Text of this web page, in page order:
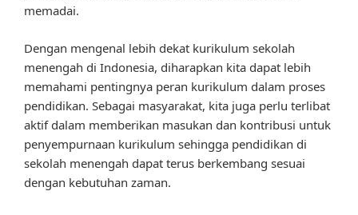
memadai.
Dengan mengenal lebih dekat kurikulum sekolah
menengah di Indonesia, diharapkan kita dapat lebih
memahami pentingnya peran kurikulum dalam proses
pendidikan. Sebagai masyarakat, kita juga perlu terlibat
aktif dalam memberikan masukan dan kontribusi untuk
penyempurnaan kurikulum sehingga pendidikan di
sekolah menengah dapat terus berkembang sesuai
dengan kebutuhan zaman.